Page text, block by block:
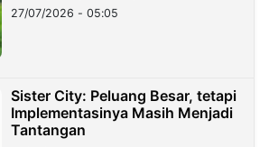
27/07/2026 - 05:05
Sister City: Peluang Besar, tetapi
Implementasinya Masih Menjadi
Tantangan